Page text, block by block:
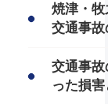
焼津・
交通事
交通事
った損